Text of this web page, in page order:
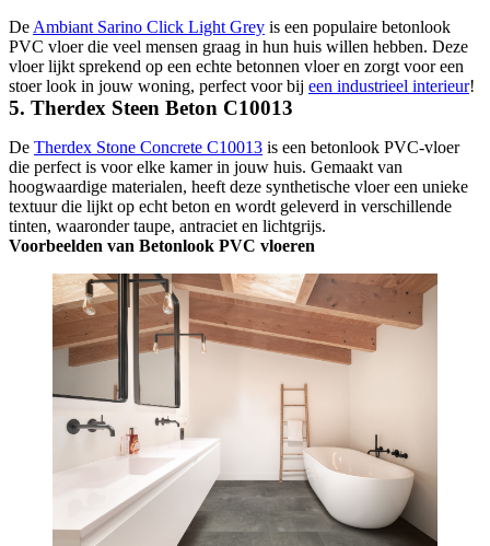
De Ambiant Sarino Click Light Grey is een populaire betonlook
PVC vloer die veel mensen graag in hun huis willen hebben. Deze
vloer lijkt sprekend op een echte betonnen vloer en zorgt voor een
stoer look in jouw woning, perfect voor bij een industrieel interieur!
5. Therdex Steen Beton C10013
De Therdex Stone Concrete C10013 is een betonlook PVC-vloer
die perfect is voor elke kamer in jouw huis. Gemaakt van
hoogwaardige materialen, heeft deze synthetische vloer een unieke
textuur die lijkt op echt beton en wordt geleverd in verschillende
tinten, waaronder taupe, antraciet en lichtgrijs.
Voorbeelden van Betonlook PVC vloeren